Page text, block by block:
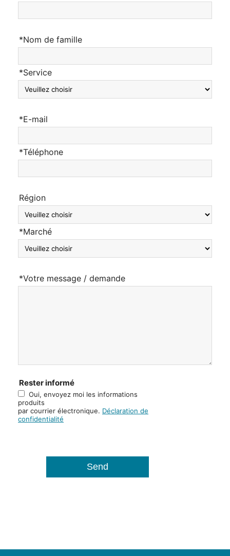
*Nom de famille
*Service
*E-mail
*Téléphone
Région
*Marché
*Votre message / demande
Rester informé
Oui, envoyez moi les informations
produits
par courrier électronique. Déclaration de
confidentialité